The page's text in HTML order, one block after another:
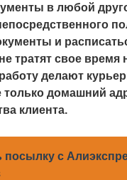
в любой
и
тратят свое
делают
домашний
клиента.
посылку с